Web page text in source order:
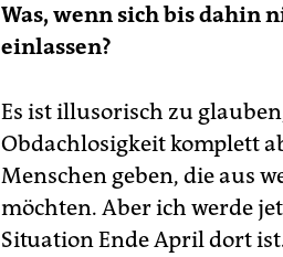
Was, wenn sich bis dahin
einlassen?
Es ist illusorisch zu
Obdachlosigkeit komplett
Menschen geben, die aus
möchten. Aber ich werde
Situation Ende April dort